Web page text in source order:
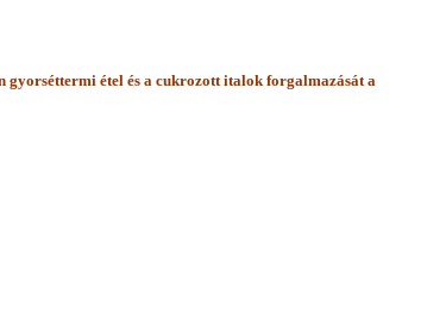
gyorséttermi étel és a cukrozott italok forgalmazását a